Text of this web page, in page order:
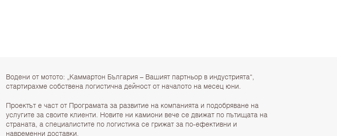
Водени от мотото: „Каммартон България – Вашият партньор в индустрията“,
стартирахме собствена логистична дейност от началото на месец юни.
Проектът е част от Програмата за развитие на компанията и подобряване на
услугите за своите клиенти. Новите ни камиони вече се движат по пътищата на
страната, а специалистите по логистика се грижат за по-ефективни и
навременни доставки.